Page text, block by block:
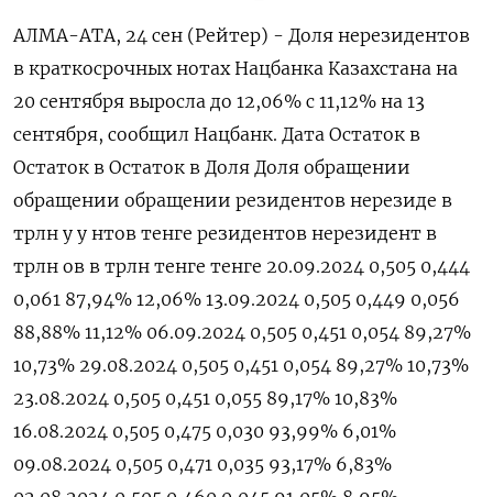
АЛМА-АТА, 24 сен (Рейтер) - Доля нерезидентов в краткосрочных нотах Нацбанка Казахстана на 20 сентября выросла до 12,06% с 11,12% на 13 сентября, сообщил Нацбанк. Дата Остаток в Остаток в Остаток в Доля Доля обращении обращении обращении резидентов нерезиде в трлн у у нтов тенге резидентов нерезидент в трлн ов в трлн тенге тенге 20.09.2024 0,505 0,444 0,061 87,94% 12,06% 13.09.2024 0,505 0,449 0,056 88,88% 11,12% 06.09.2024 0,505 0,451 0,054 89,27% 10,73% 29.08.2024 0,505 0,451 0,054 89,27% 10,73% 23.08.2024 0,505 0,451 0,055 89,17% 10,83% 16.08.2024 0,505 0,475 0,030 93,99% 6,01% 09.08.2024 0,505 0,471 0,035 93,17% 6,83% 02.08.2024 0,505 0,460 0,045 91,05% 8,95% 26.07.2024 0,505 0,454 0,052 89,81% 10,19% 19.07.2024 0,405 0,405 0,00 100% 0,00% 12.07.2024 0,405 0,397 0,008 97,95% 2,05% 05.07.2024 0,405 0,385 0,020 95,05% 4,95% 28.06.2024 0,405 0,384 0,021 94,86% 5,14% 21.06.2024 0,429 0,415 0,014 96,74% 3,26% 14.06.2024 0,429 0,406 0,023 94,67% 5,33% 07.06.2024 0,429 0,385 0,044 89,75% 10,25% 31.05.2024 0,429 0,409 0,021 95,15% 4,85% 24.05.2024 0,408 0,402 0,006 98,57% 1,43% 17.05.2024 0,408 0,355 0,053 87,12% 12,88% 10.05.2024 0,408 0,355 0,053 87,12% 12,88% 04.05.2024 0,408 0,407 0,001 99,84% 0,16% 26.04.2024 0,505 0,493 0,012 97,55% 2,45% 19.04.2024 0,505 0,400 0,106 79,09% 20,91% 12.04.2024 0,505 0,399 0,106 79,04% 20,96% 05.04.2024 0,505 0,489 0,017 96,71% 3,29% 29.03.2024 0,505 0,436 0,070 86,22% 13,78% 20.03.2024 0,505 0,436 0,070 86,22% 13,78% 15.03.2024 0,505 0,436 0,070 86,22% 13,78% 07.03.2024 0,505 0,436 0,070 86,22% 13,78% 01.03.2024 0,808 0,757 0,052 93,63% 6,37% 23.02.2024 0,808 0,695 0,114 85,94% 14,06% 16.02.2024 0,808 0,705 0,103 87,20% 12,80% 09.02.2024 0,808 0,741 0,067 91,72% 8,28% 02.02.2024 1,011 0,961 0,050 95,05% 4,95% 26.01.2024 1,011 0,959 0,052 94,86% 5,14% 19.01.2024 1,011 0,960 0,052 94,91% 5,09% 12.01.2024 1,011 0,961 0,050 95,05% 4,95% 05.01.2024 1,210 1,200 0,010 99,14% 0,86% 29.12.2023 1,210 1,200 0,010 99,14% 0,86% 22.12.2023 1,416 1,406 0,010 99,26% 0,74% 08.12.2023 1,619 1,578 0,041 97,45% 2,55% 24.11.2023 1,923 1,892 0,031 98,37% 1,63% 17.11.2023 1,923 1,881 0,042 97,83% 2,17% 10.11.2023 2,126 2,084 0,042 98,02% 1,98% 03.11.2023 2,126 2,084 0,042 98,05% 1,95% 27.10.2023 2,430 2,362 0,068 97,20% 2,80% 20.10.2023 2,430 2,355 0,075 96,90% 3,10% 13.10.2023 2,679 2,590 0,088 96,70% 3,30% 06.10.2023 2,678 2,569 0,082 97,00% 3,00% 29.09.2023 2,889 2,808 0,080 97,22% 2,78% 22.09.2023 2,889 2,805 0,084 97,10% 2,90% 15.09.2023 2,905 2,834 0,071 97,55% 2,45% 08.09.2023 2,905 2,834 0,071 97,55% 2,45% 01.09.2023 2,836 2,741 0,095 96,65% 3,35% 25.08.2023 2,836 2,744 0,093 96,74% 3,26% 18.08.2023 3,270 3,178 0,092 97,19% 2,81% 11.08.2023 3,270 3,178 0,092 97,19% 2,81% 04.08.2023 3,057 2,950 0,107 96,52% 3,48% 28.07.2023 3,057 2,948 0,109 96,45% 3,55% 21.07.2023 2,771 2,675 0,097 96,51% 3,49% 14.07.2023 2,771 2,675 0,097 96,51% 3,49% 05.07.2023 2,878 2,832 0,047 98,38% 1,62% 01.07.2023 2,878 2,832 0,047 98,38% 1,62% 23.06.2023 2,417 2,356 0,061 97,48% 2,52% 16.06.2023 2,417 2,356 0,061 97,48% 2,52% 09.06.2023 2,569 2,464 0,105 95,91% 4,09% 02.06.2023 2,569 2,464 0,105 95,91% 4,09% 26.05.2023 2,862 2,762 0,100 96,50% 3,50% 19.05.2023 2,862 2,762 0,100 96,50% 3,50% 12.05.2023 2,764 2,634 0,130 95,30% 4,70% 05.05.2023 2,764 2,629 0,135 95,10% 4,90% 28.04.2023 2,738 2